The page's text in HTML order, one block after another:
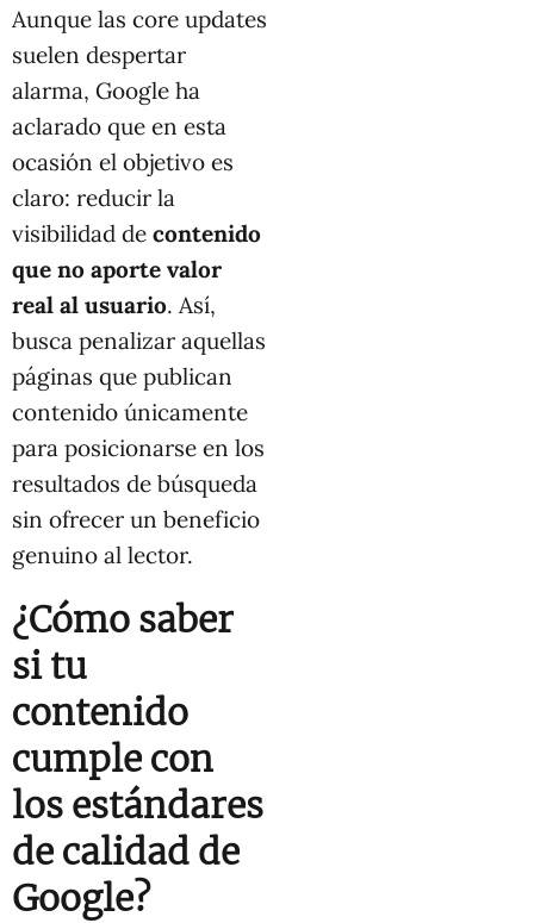
Aunque las core updates
suelen despertar
alarma, Google ha
aclarado que en esta
ocasión el objetivo es
claro: reducir la
visibilidad de contenido
que no aporte valor
real al usuario. Así,
busca penalizar aquellas
páginas que publican
contenido únicamente
para posicionarse en los
resultados de búsqueda
sin ofrecer un beneficio
genuino al lector.
¿Cómo saber
si tu
contenido
cumple con
los estándares
de calidad de
Google?